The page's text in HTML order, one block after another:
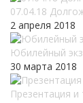
07.04.18
2 апреля 2018
Юбилейный
30 марта 2018
Презентация и